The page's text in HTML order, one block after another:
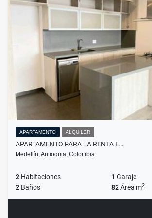
APARTAMENTO ALQUILER
APARTAMENTO PARA LA RENTA E…
Medellín, Antioquia, Colombia
2 Habitaciones 1 Garaje
2 Baños 82Área m2